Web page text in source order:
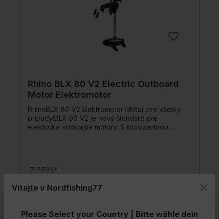
Rhino BLX 80 V2 Electric Outboard
Motor Elektromotor
RhinoBLX 80 V2 Elektromotor Motor pre všetky
prípady!BLX 80 V2 je nový štandard pre
elektrické vonkajšie motory. S impozantnou
je prevádzka bezúdržbová, keďže sa
motoroch.Športový režim dostane motor stlačením
vpred aj vzad. Nový displej vás informuje o stave
717,50 €*
Pridať do nákupného košíka
Vitajte v Nordfishing77
Please Select your Country | Bitte wähle dein